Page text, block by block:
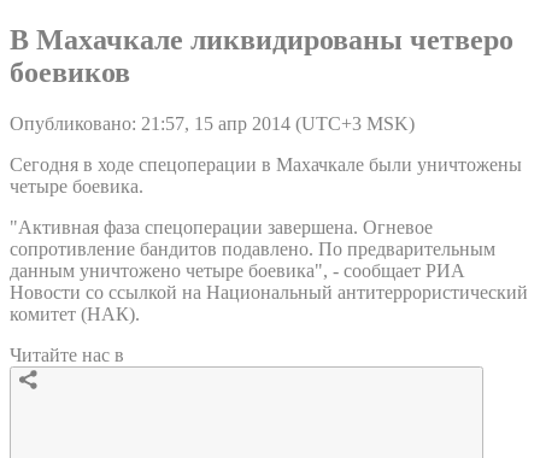
В Махачкале ликвидированы четверо
боевиков
Опубликовано: 21:57, 15 апр 2014 (UTC+3 MSK)
Сегодня в ходе спецоперации в Махачкале были уничтожены
четыре боевика.
"Активная фаза спецоперации завершена. Огневое
сопротивление бандитов подавлено. По предварительным
данным уничтожено четыре боевика", - сообщает РИА
Новости со ссылкой на Национальный антитеррористический
комитет (НАК).
Читайте нас в